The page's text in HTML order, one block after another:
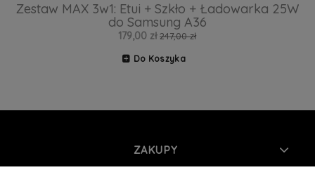
Zestaw MAX 3w1: Etui + Szkło + Ładowarka 25W
do Samsung A36
179,00 zł 247,00 zł
Do Koszyka
ZAKUPY